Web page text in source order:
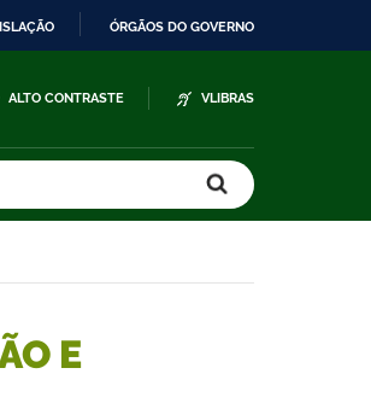
ÓRGÃOS DO GOVERNO
ALTO CONTRASTE VLIBRAS
E